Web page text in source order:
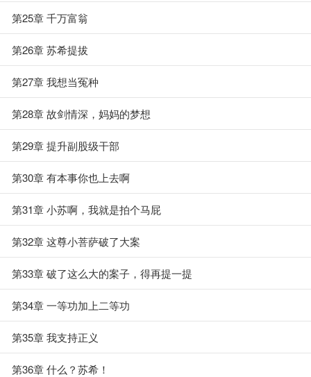
第25章 千万富翁
第26章 苏希提拔
第27章 我想当冤种
第28章 故剑情深，妈妈的梦想
第29章 提升副股级干部
第30章 有本事你也上去啊
第31章 小苏啊，我就是拍个马屁
第32章 这尊小菩萨破了大案
第33章 破了这么大的案子，得再提一提
第34章 一等功加上二等功
第35章 我支持正义
第36章 什么？苏希！